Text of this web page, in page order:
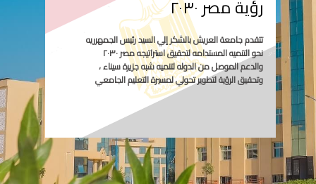
رؤية مصر ٢٠٣٠
تتقدم جامعة العريش بالشكر إلي السيد رئيس الجمهرريه
نحو التنميه المستدامه لتحقيق استراتيجه مصر ٢٠٣٠
والدعم الموصل من الدوله لتنميه شبه جزيرة سيناء ،
وتحقيق الرؤية لتطوير تحولي لمسيرة التعليم الجامعي